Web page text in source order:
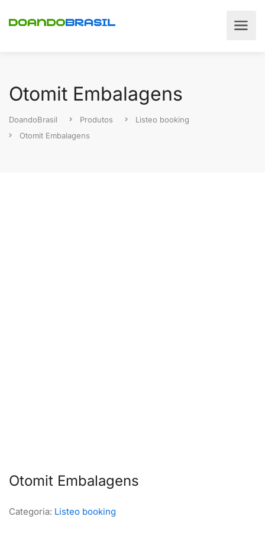
Otomit Embalagens
DoandoBrasil Produtos
Listeo booking
Otomit Embalagens
Otomit Embalagens
Categoria: Listeo booking